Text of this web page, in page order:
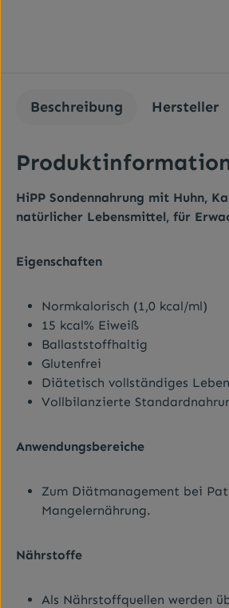
Beschreibung Hersteller
HiPP Sondennahrung mit Huhn,
natürlicher Lebensmittel, für
Eigenschaften
Normkalorisch (1,0 kcal/ml)
15 kcal% Eiweiß
Ballaststoffhaltig
Glutenfrei
Diätetisch vollständiges
Vollbilanzierte
Anwendungsbereiche
Zum Diätmanagement bei
Mangelernährung.
Nährstoffe
Als Nährstoffquellen werden